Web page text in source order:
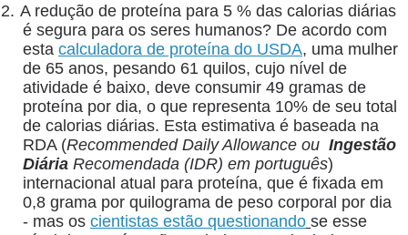
2. A redução de proteína para 5 % das calorias diárias
é segura para os seres humanos? De acordo com
esta calculadora de proteína do USDA, uma mulher
de 65 anos, pesando 61 quilos, cujo nível de
atividade é baixo, deve consumir 49 gramas de
proteína por dia, o que representa 10% de seu total
de calorias diárias. Esta estimativa é baseada na
RDA (Recommended Daily Allowance ou Ingestão
Diária Recomendada (IDR) em português)
internacional atual para proteína, que é fixada em
0,8 grama por quilograma de peso corporal por dia
- mas os cientistas estão questionando se esse